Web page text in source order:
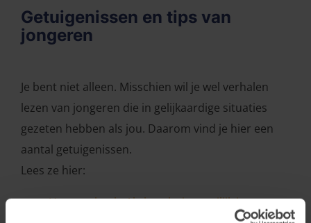
Getuigenissen en tips van
jongeren
Je bent niet alleen. Misschien wil je wel verhalen
lezen van jongeren die in gelijkaardige situaties
gezeten hebben als jou. Daarom vind je hier een
aantal getuigenissen.
Lees ze hier:
Hoopverhaal - Als het thuis moeilijk is